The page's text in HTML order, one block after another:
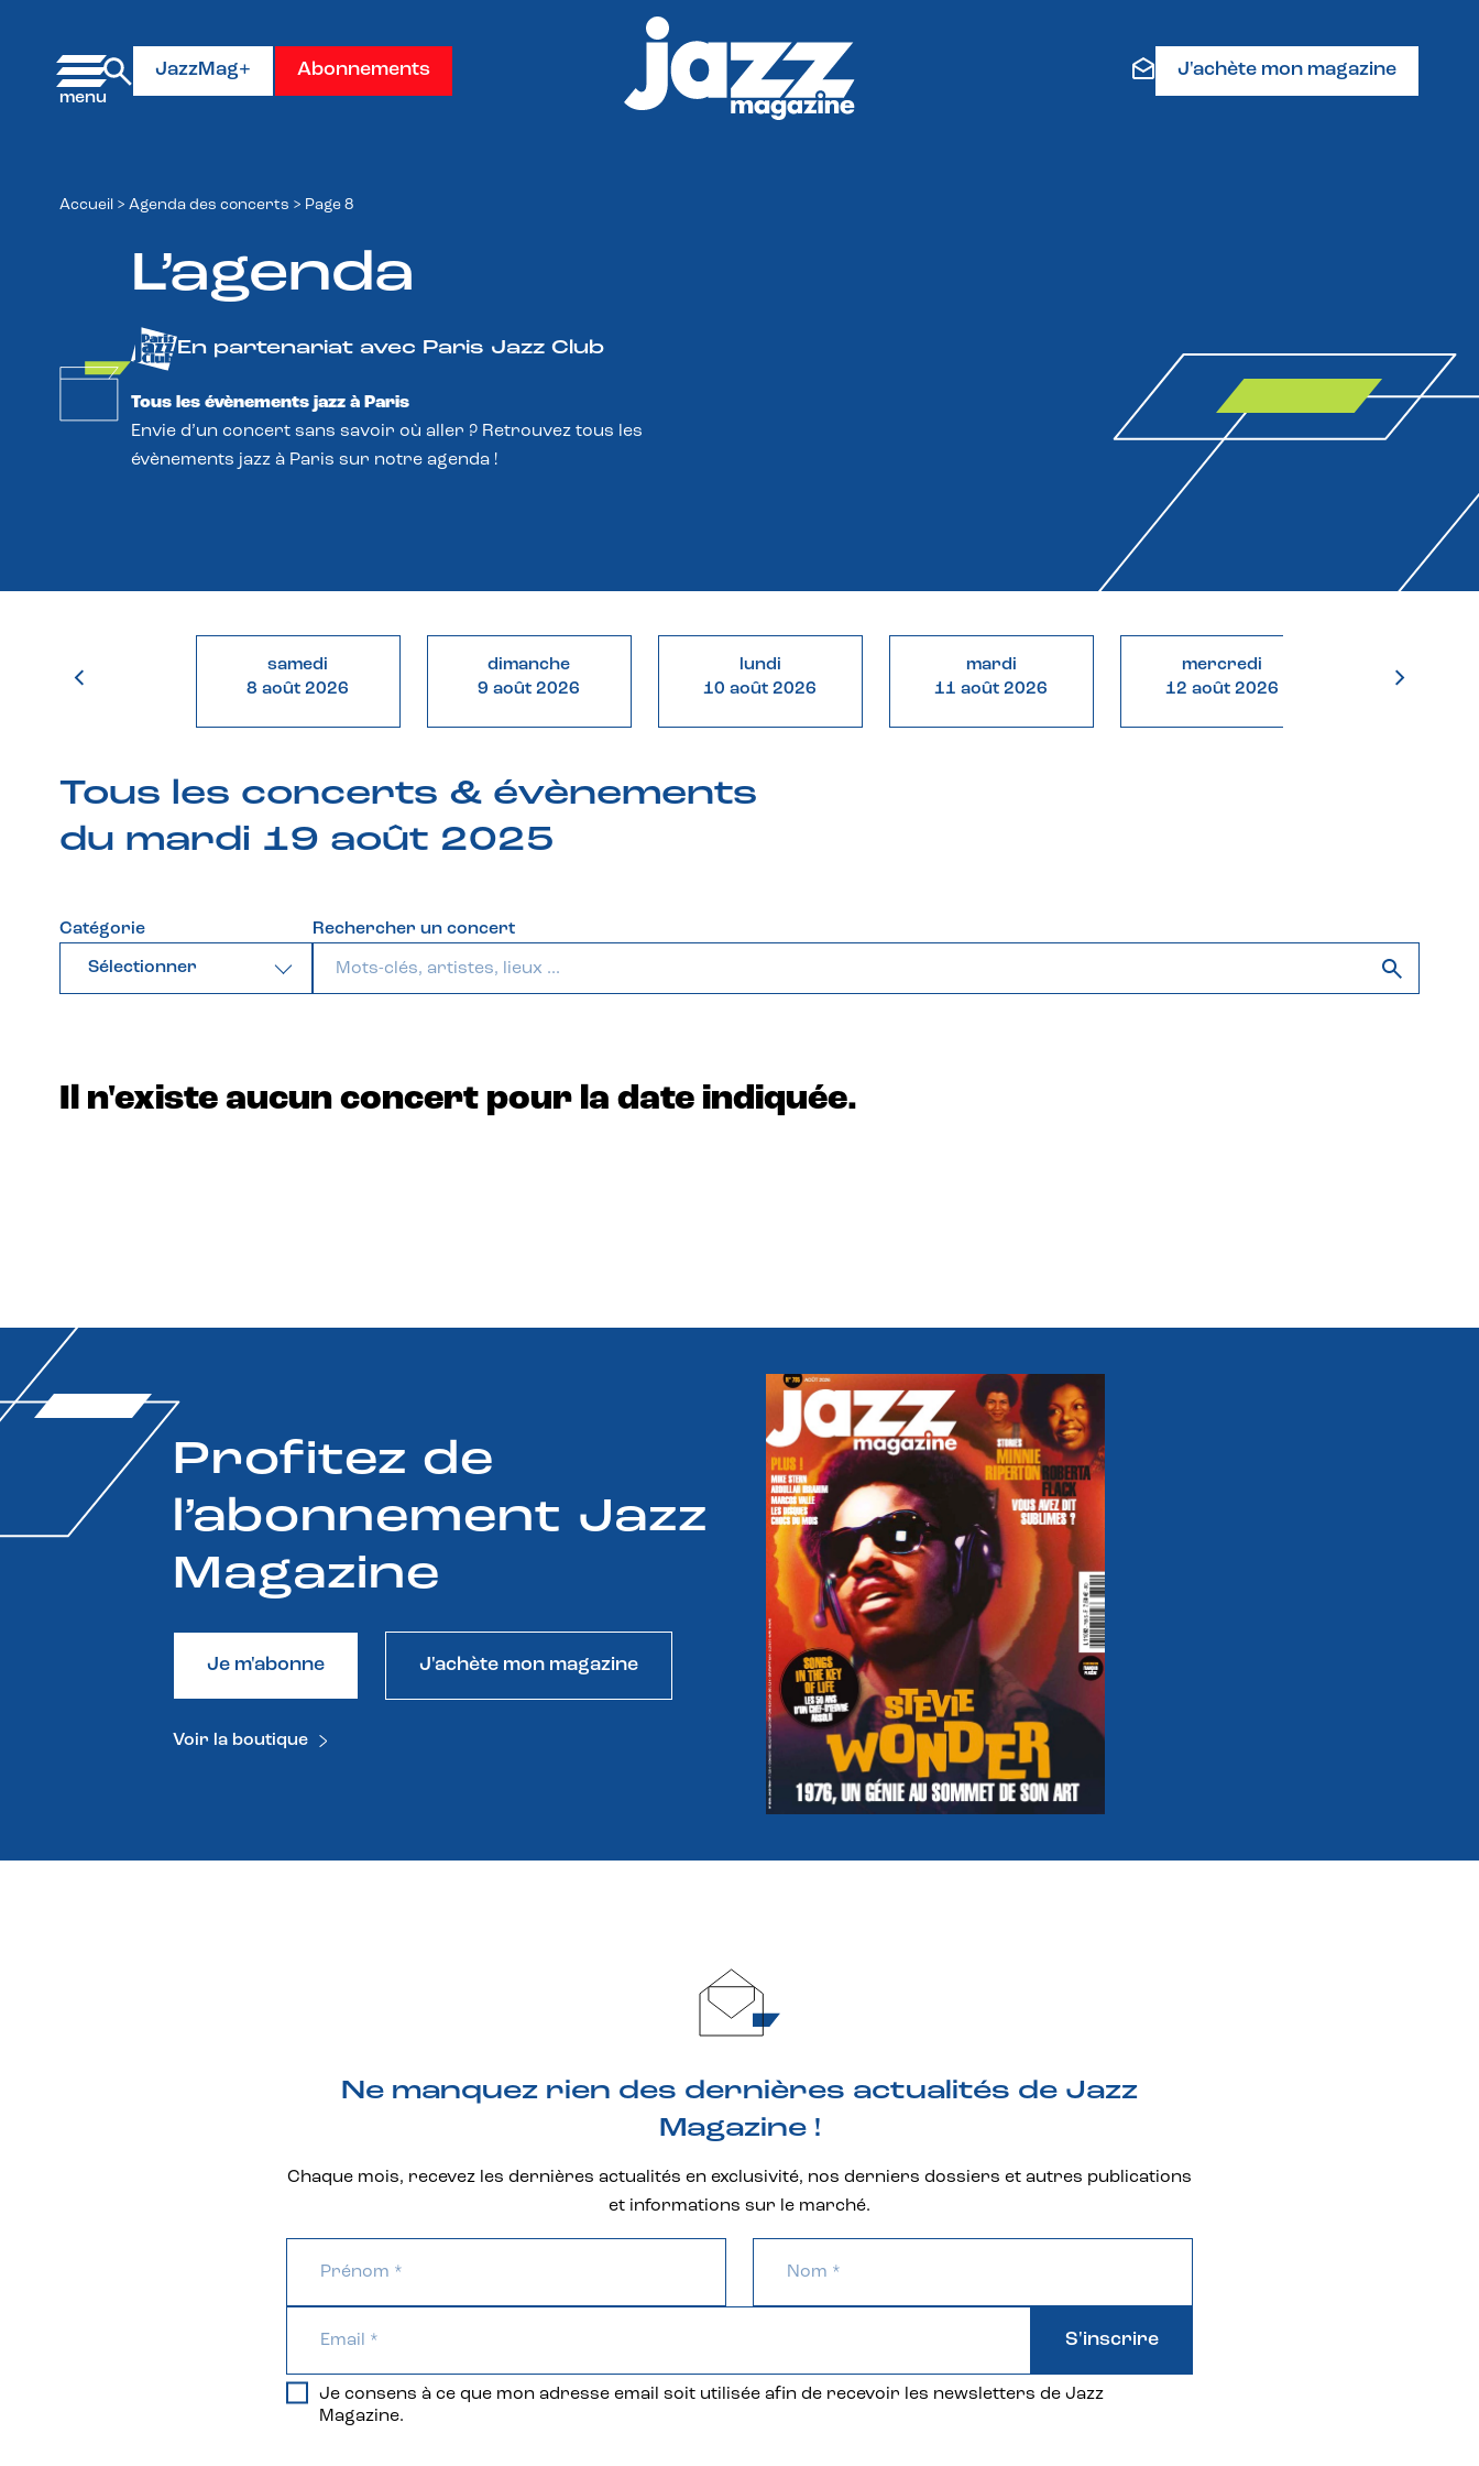
JazzMag+ Abonnements J'achète mon magazine
Accueil > Agenda des concerts > Page 8
L’agenda
En partenariat avec Paris Jazz Club
Tous les évènements jazz à Paris
Envie d’un concert sans savoir où aller ? Retrouvez tous les
évènements jazz à Paris sur notre agenda !
samedi
8 août 2026
dimanche
9 août 2026
lundi
10 août 2026
mardi
11 août 2026
mercredi
12 août 2026
13 août
Tous les concerts & évènements
du mardi 19 août 2025
Catégorie
Sélectionner
Rechercher un concert
Il n'existe aucun concert pour la date indiquée.
Profitez de
l’abonnement Jazz
Magazine
Je m'abonne J'achète mon magazine
Voir la boutique
Ne manquez rien des dernières actualités de Jazz
Magazine !
Chaque mois, recevez les dernières actualités en exclusivité, nos derniers dossiers et autres publications
et informations sur le marché.
Je consens à ce que mon adresse email soit utilisée afin de recevoir les newsletters de Jazz
Magazine.
S'inscrire